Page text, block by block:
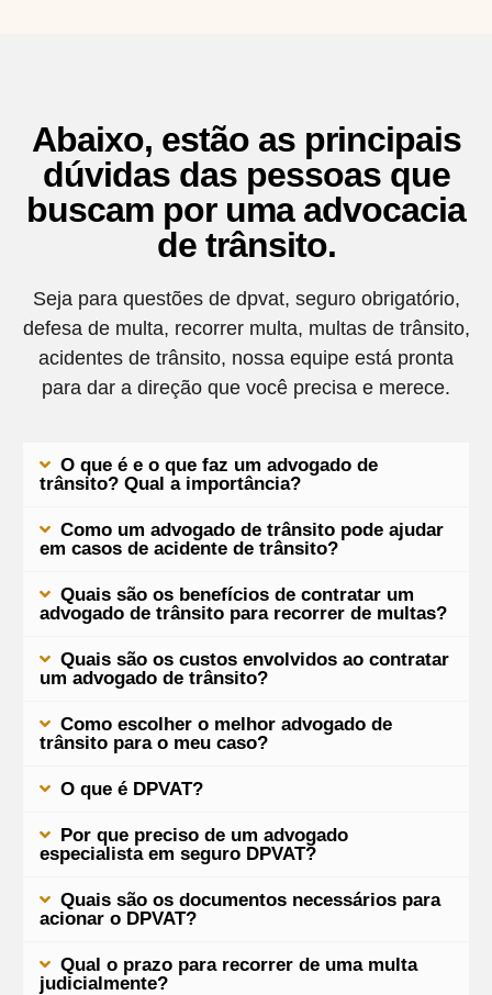
Abaixo, estão as principais
dúvidas das pessoas que
buscam por uma advocacia
de trânsito.
Seja para questões de dpvat, seguro obrigatório,
defesa de multa, recorrer multa, multas de trânsito,
acidentes de trânsito, nossa equipe está pronta
para dar a direção que você precisa e merece.
O que é e o que faz um advogado de
trânsito? Qual a importância?
Como um advogado de trânsito pode ajudar
em casos de acidente de trânsito?
Quais são os benefícios de contratar um
advogado de trânsito para recorrer de multas?
Quais são os custos envolvidos ao contratar
um advogado de trânsito?
Como escolher o melhor advogado de
trânsito para o meu caso?
O que é DPVAT?
Por que preciso de um advogado
especialista em seguro DPVAT?
Quais são os documentos necessários para
acionar o DPVAT?
Qual o prazo para recorrer de uma multa
judicialmente?